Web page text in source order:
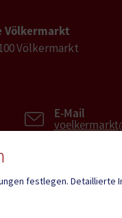
Völkermarkt
Völkermarkt
E-Mail
festlegen. Detaillierte